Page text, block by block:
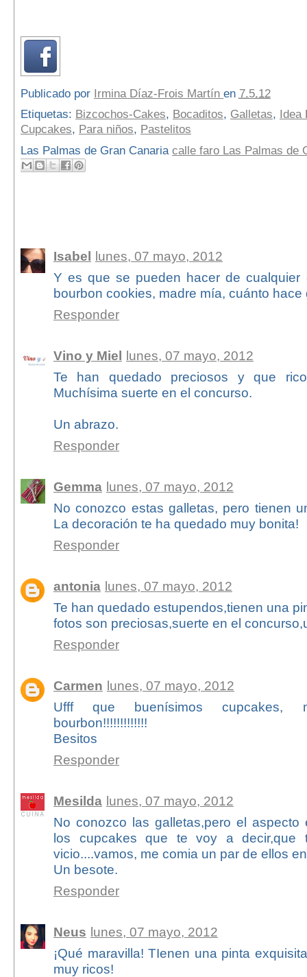
Publicado por Irmina Díaz-Frois Martín en 7.5.12
Etiquetas: Bizcochos-Cakes, Bocaditos, Galletas, Idea
Cupcakes, Para niños, Pastelitos
Las Palmas de Gran Canaria calle faro Las Palmas de
Isabel lunes, 07 mayo, 2012
Y es que se pueden hacer de cualquier
bourbon cookies, madre mía, cuánto hace
Responder
Vino y Miel lunes, 07 mayo, 2012
Te han quedado preciosos y que
Muchísima suerte en el concurso.
Un abrazo.
Responder
Gemma lunes, 07 mayo, 2012
No conozco estas galletas, pero tienen
La decoración te ha quedado muy bonita!
Responder
antonia lunes, 07 mayo, 2012
Te han quedado estupendos,tienen una
fotos son preciosas,suerte en el
Responder
Carmen lunes, 07 mayo, 2012
Ufff que buenísimos cupcakes,
bourbon!!!!!!!!!!!!!
Besitos
Responder
Mesilda lunes, 07 mayo, 2012
No conozco las galletas,pero el aspecto
los cupcakes que te voy a decir,que
vicio....vamos, me comia un par de ellos
Un besote.
Responder
Neus lunes, 07 mayo, 2012
¡Qué maravilla! TIenen una pinta
muy ricos!